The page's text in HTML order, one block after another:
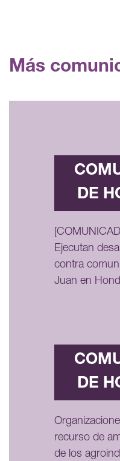
Más
DE
Ejecutan
contra
Juan en
DE
recurso de
de los